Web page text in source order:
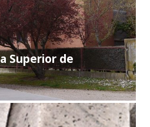
Superior de